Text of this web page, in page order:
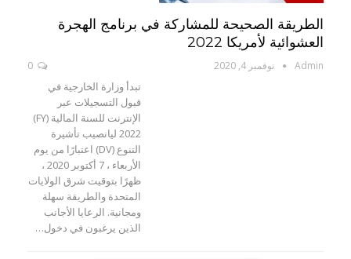
الطريقة الصحيحة للمشاركة في برنامج الهجرة
العشوائية لأمريكا 2022
Admin نوفمبر 4, 2020
تبدأ وزارة الخارجية في
قبول التسجيلات عبر
الإنترنت للسنة المالية (FY)
2022 ليانصيب تأشيرة
التنوع (DV) اعتبارًا من يوم
الأربعاء ، 7 أكتوبر 2020 ،
ظهرًا بتوقيت شرق الولايات
المتحدة والطريقة سهلة
ومجانية. الرعايا الأجانب
الذين يرغبون في دخول…